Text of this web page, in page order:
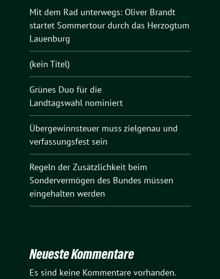
Mit dem Rad unterwegs: Oliver Brandt
startet Sommertour durch das Herzogtum
Lauenburg
(kein Titel)
Grünes Duo für die
Landtagswahl nominiert
Übergewinnsteuer muss zielgenau und
verfassungsfest sein
Regeln der Zusätzlichkeit beim
Sondervermögen des Bundes müssen
eingehalten werden
Neueste Kommentare
Es sind keine Kommentare vorhanden.